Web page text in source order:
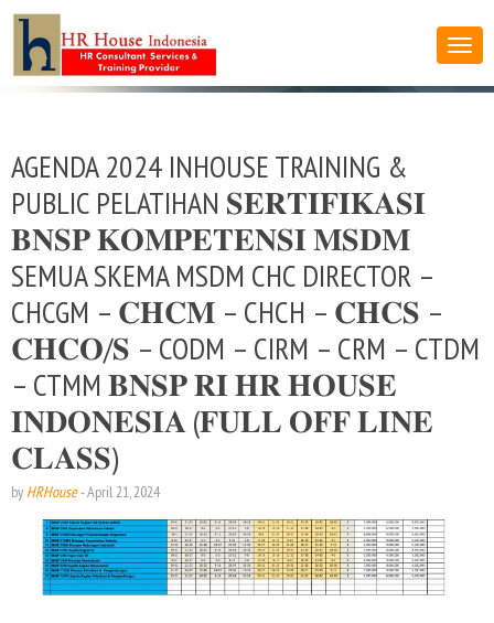
AGENDA 2024 INHOUSE TRAINING &
PUBLIC PELATIHAN 𝐒𝐄𝐑𝐓𝐈𝐅𝐈𝐊𝐀𝐒𝐈
𝐁𝐍𝐒𝐏 𝐊𝐎𝐌𝐏𝐄𝐓𝐄𝐍𝐒𝐈 𝐌𝐒𝐃𝐌
SEMUA SKEMA MSDM CHC DIRECTOR –
CHCGM – 𝐂𝐇𝐂𝐌 – CHCH – 𝐂𝐇𝐂𝐒 –
𝐂𝐇𝐂𝐎/𝐒 – CODM – CIRM – CRM – CTDM
– CTMM 𝐁𝐍𝐒𝐏 𝐑𝐈 𝐇𝐑 𝐇𝐎𝐔𝐒𝐄
𝐈𝐍𝐃𝐎𝐍𝐄𝐒𝐈𝐀 (𝐅𝐔𝐋𝐋 𝐎𝐅𝐅 𝐋𝐈𝐍𝐄
𝐂𝐋𝐀𝐒𝐒)
by HRHouse-April 21, 2024